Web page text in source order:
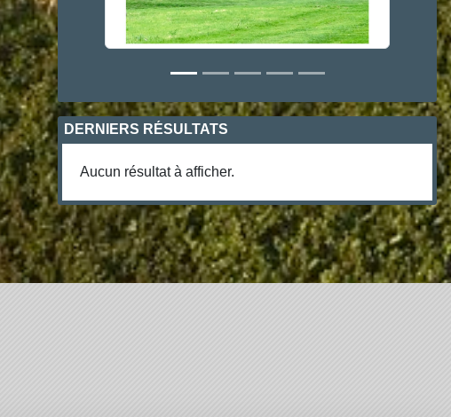
DERNIERS RÉSULTATS
Aucun résultat à afficher.